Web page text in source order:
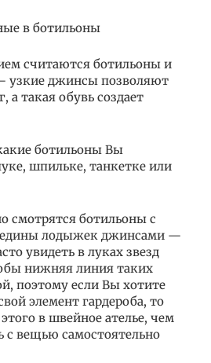
в ботильоны
считаются ботильоны и
джинсы позволяют
а такая обувь создает
ботильоны Вы
шпильке, танкетке или
смотрятся ботильоны с
лодыжек джинсами —
увидеть в луках звезд
нижняя линия таких
поэтому если Вы хотите
элемент гардероба, то
в швейное ателье, чем
с вещью самостоятельно